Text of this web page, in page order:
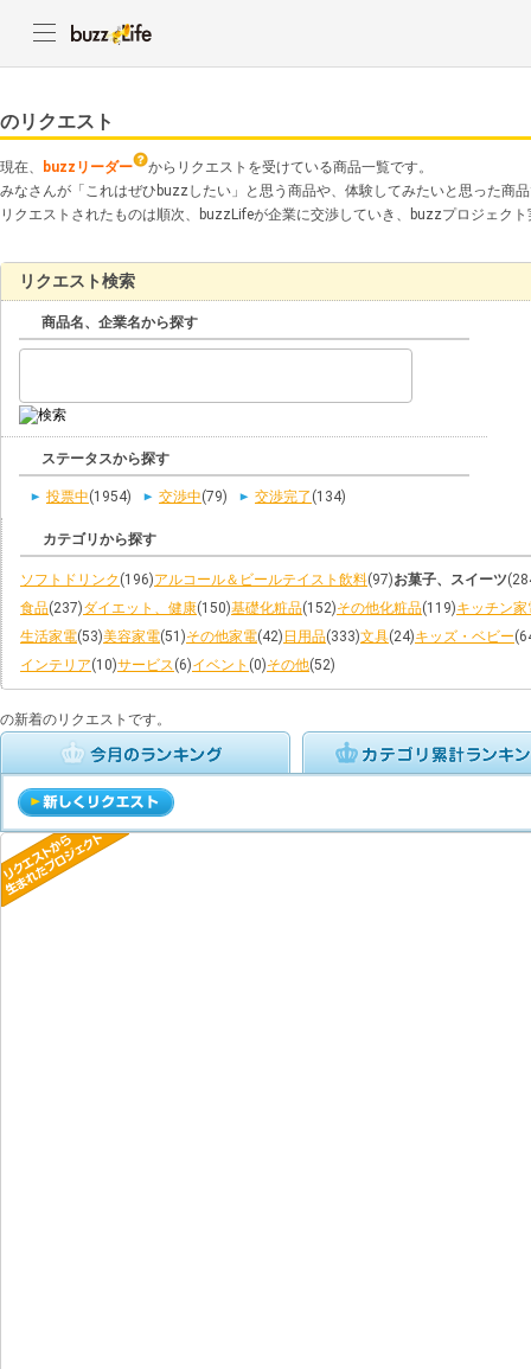
のリクエスト
現在、 buzzリーダー
からリクエストを受けている商品一覧です。
みなさんが「これはぜひbuzzしたい」と思う商品や、体験してみたいと思った商
リクエストされたものは順次、buzzLifeが企業に交渉していき、buzzプロジェク
リクエスト検索
商品名、企業名から探す
ステータスから探す
投票中(1954) 交渉中(79) 交渉完了 (134)
カテゴリから探す
ソフトドリンク (196)アルコール＆ビールテイスト飲料(97)お菓子、スイーツ
食品(237)ダイエット、健康(150)基礎化粧品(152)その他化粧品(119)キッチン家
生活家電(53)美容家電(51)その他家電(42) 日用品(333)文具(24)キッズ・ベビー
インテリア(10)サービス(6)イベント (0)その他(52)
の新着のリクエストです。